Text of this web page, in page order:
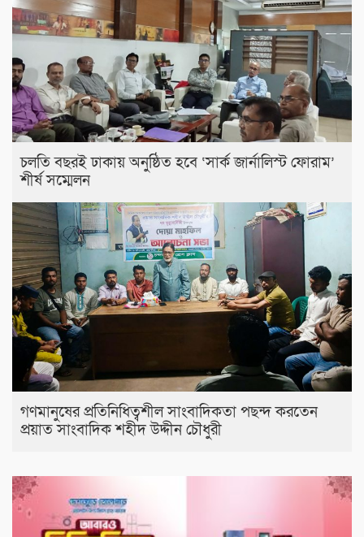
চলতি বছরই ঢাকায় অনুষ্ঠিত হবে ‘সার্ক জার্নালিস্ট ফোরাম’
শীর্ষ সম্মেলন
গণমানুষের প্রতিনিধিত্বশীল সাংবাদিকতা পছন্দ করতেন
প্রয়াত সাংবাদিক শহীদ উদ্দীন চৌধুরী